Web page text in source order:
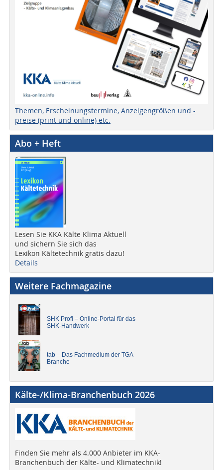
Themen, Erscheinungstermine, Anzeigengrößen und -
preise (print und online) etc.
Abo + Heft
Lesen Sie KKA Kälte Klima Aktuell
und sichern Sie sich das
Lexikon Kältetechnik gratis dazu!
Details
Weitere Fachmagazine
SHK Profi – Online-Portal für das
SHK-Handwerk
tab – Das Fachmedium der TGA-
Branche
Kälte-/Klima-Branchenbuch 2026
Finden Sie mehr als 4.000 Anbieter im KKA-
Branchenbuch der Kälte- und Klimatechnik!